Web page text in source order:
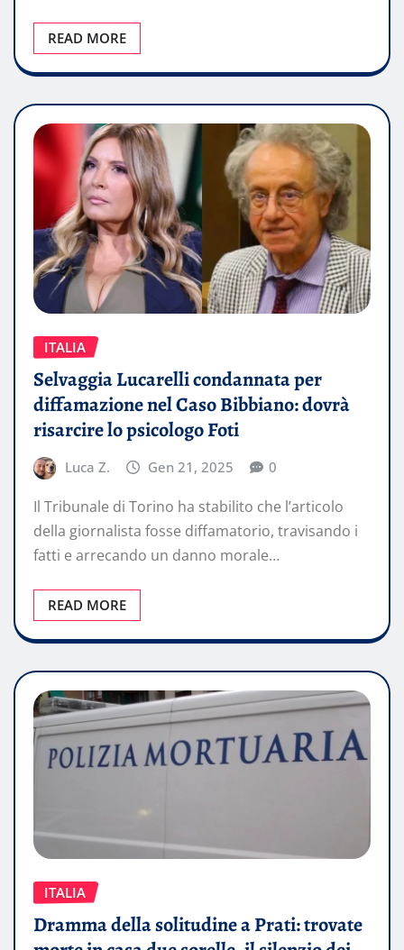
READ MORE
ITALIA
Selvaggia Lucarelli condannata per
diffamazione nel Caso Bibbiano: dovrà
risarcire lo psicologo Foti
Luca Z. Gen 21, 2025 0
Il Tribunale di Torino ha stabilito che l’articolo
della giornalista fosse diffamatorio, travisando i
fatti e arrecando un danno morale…
READ MORE
ITALIA
Dramma della solitudine a Prati: trovate